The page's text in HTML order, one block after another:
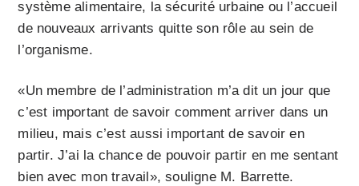
système alimentaire, la sécurité urbaine ou l’accueil
de nouveaux arrivants quitte son rôle au sein de
l’organisme.
«Un membre de l’administration m’a dit un jour que
c’est important de savoir comment arriver dans un
milieu, mais c’est aussi important de savoir en
partir. J’ai la chance de pouvoir partir en me sentant
bien avec mon travail», souligne M. Barrette.